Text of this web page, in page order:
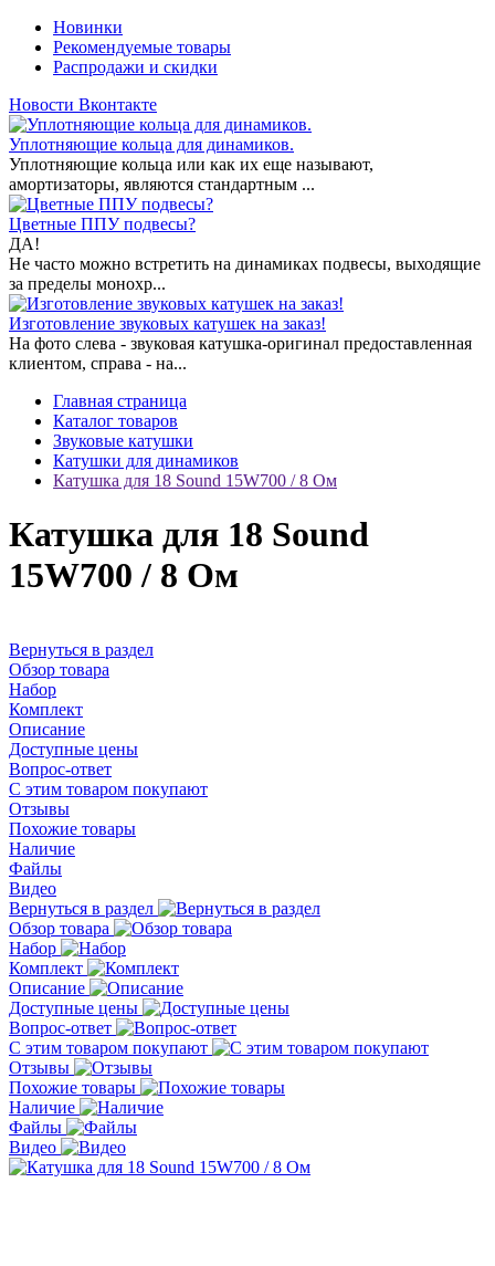
Новинки
Рекомендуемые товары
Распродажи и скидки
Новости Вконтакте
Уплотняющие кольца для динамиков.
Уплотняющие кольца или как их еще называют,
амортизаторы, являются стандартным ...
Цветные ППУ подвесы?
ДА!
Не часто можно встретить на динамиках подвесы, выходящие
за пределы монохр...
Изготовление звуковых катушек на заказ!
На фото слева - звуковая катушка-оригинал предоставленная
клиентом, справа - на...
Главная страница
Каталог товаров
Звуковые катушки
Катушки для динамиков
Катушка для 18 Sound 15W700 / 8 Ом
Катушка для 18 Sound
15W700 / 8 Ом
Вернуться в раздел
Обзор товара
Набор
Комплект
Описание
Доступные цены
Вопрос-ответ
С этим товаром покупают
Отзывы
Похожие товары
Наличие
Файлы
Видео
Вернуться в раздел
Обзор товара
Набор
Комплект
Описание
Доступные цены
Вопрос-ответ
С этим товаром покупают
Отзывы
Похожие товары
Наличие
Файлы
Видео